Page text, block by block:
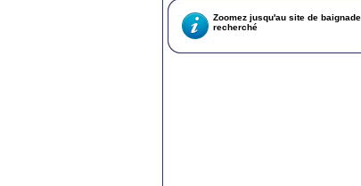
Zoomez jusqu'au site de baignade
recherché